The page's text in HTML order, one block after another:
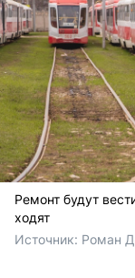
Ремонт будут
ходят
Источник: Роман